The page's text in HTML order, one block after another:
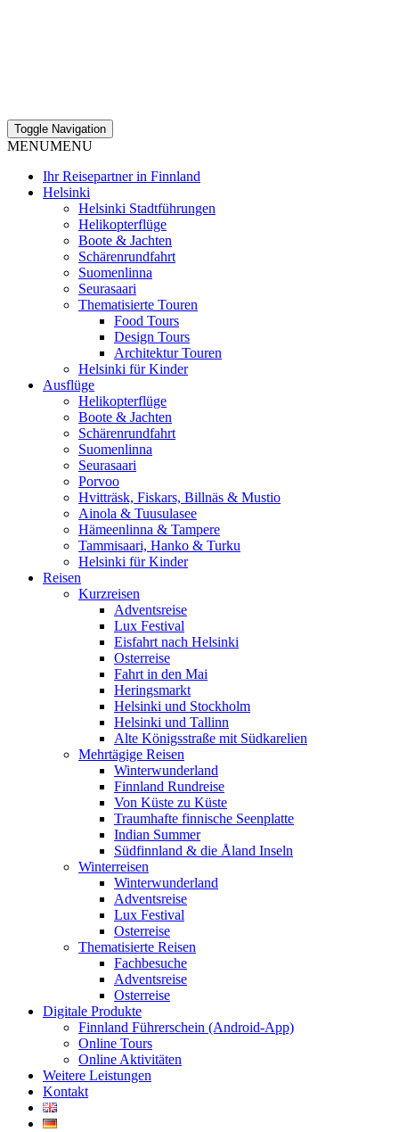
Toggle Navigation
MENUMENU
Ihr Reisepartner in Finnland
Helsinki
Helsinki Stadtführungen
Helikopterflüge
Boote & Jachten
Schärenrundfahrt
Suomenlinna
Seurasaari
Thematisierte Touren
Food Tours
Design Tours
Architektur Touren
Helsinki für Kinder
Ausflüge
Helikopterflüge
Boote & Jachten
Schärenrundfahrt
Suomenlinna
Seurasaari
Porvoo
Hvitträsk, Fiskars, Billnäs & Mustio
Ainola & Tuusulasee
Hämeenlinna & Tampere
Tammisaari, Hanko & Turku
Helsinki für Kinder
Reisen
Kurzreisen
Adventsreise
Lux Festival
Eisfahrt nach Helsinki
Osterreise
Fahrt in den Mai
Heringsmarkt
Helsinki und Stockholm
Helsinki und Tallinn
Alte Königsstraße mit Südkarelien
Mehrtägige Reisen
Winterwunderland
Finnland Rundreise
Von Küste zu Küste
Traumhafte finnische Seenplatte
Indian Summer
Südfinnland & die Åland Inseln
Winterreisen
Winterwunderland
Adventsreise
Lux Festival
Osterreise
Thematisierte Reisen
Fachbesuche
Adventsreise
Osterreise
Digitale Produkte
Finnland Führerschein (Android-App)
Online Tours
Online Aktivitäten
Weitere Leistungen
Kontakt